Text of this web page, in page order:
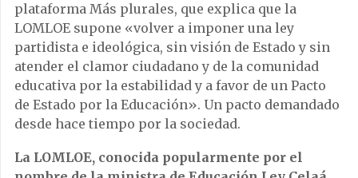
plataforma Más plurales, que explica que la
LOMLOE supone «volver a imponer una ley
partidista e ideológica, sin visión de Estado y sin
atender el clamor ciudadano y de la comunidad
educativa por la estabilidad y a favor de un Pacto
de Estado por la Educación». Un pacto demandado
desde hace tiempo por la sociedad.
La LOMLOE, conocida popularmente por el